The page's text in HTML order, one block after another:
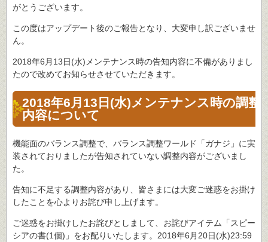
がとうございます。
この度はアップデート後のご報告となり、大変申し訳ございませ
ん。
2018年6月13日(水)メンテナンス時の告知内容に不備がありまし
たので改めてお知らせさせていただきます。
2018年6月13日(水)メンテナンス時の調整
内容について
機能面のバランス調整で、バランス調整ワールド「ガナジ」に実
装されておりましたが告知されていない調整内容がございまし
た。
告知に不足する調整内容があり、皆さまには大変ご迷惑をお掛け
したことを心よりお詫び申し上げます。
ご迷惑をお掛けしたお詫びとしまして、お詫びアイテム「スピー
シアの書(1個)」をお配りいたします。2018年6月20日(水)23:59